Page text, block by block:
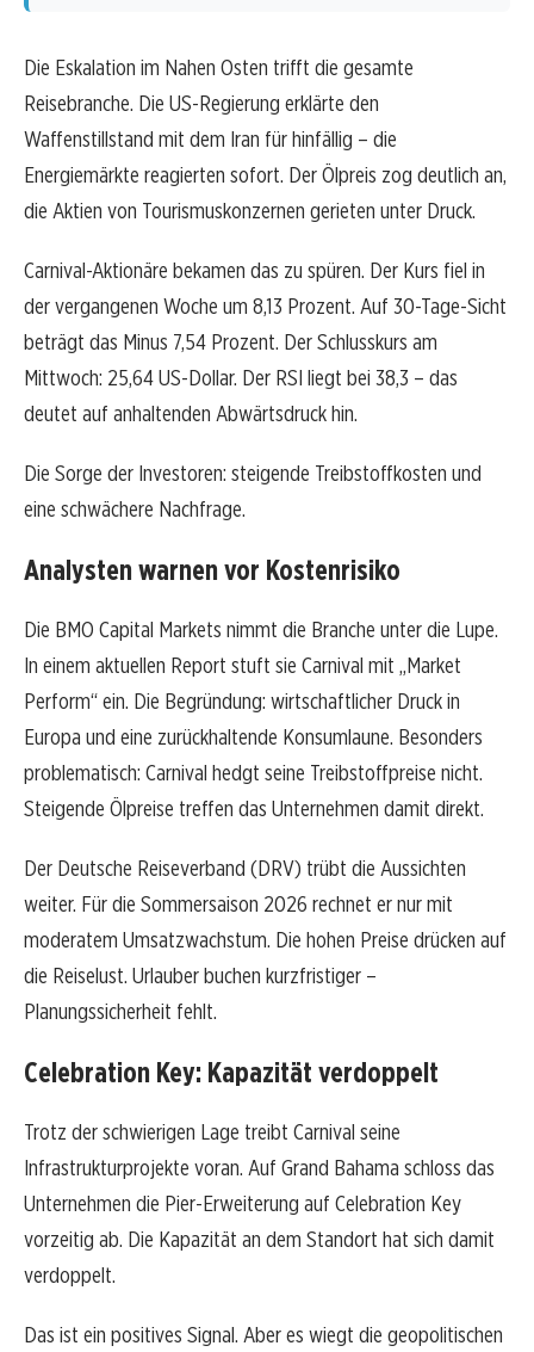
Die Eskalation im Nahen Osten trifft die gesamte
Reisebranche. Die US-Regierung erklärte den
Waffenstillstand mit dem Iran für hinfällig – die
Energiemärkte reagierten sofort. Der Ölpreis zog deutlich an,
die Aktien von Tourismuskonzernen gerieten unter Druck.
Carnival-Aktionäre bekamen das zu spüren. Der Kurs fiel in
der vergangenen Woche um 8,13 Prozent. Auf 30-Tage-Sicht
beträgt das Minus 7,54 Prozent. Der Schlusskurs am
Mittwoch: 25,64 US-Dollar. Der RSI liegt bei 38,3 – das
deutet auf anhaltenden Abwärtsdruck hin.
Die Sorge der Investoren: steigende Treibstoffkosten und
eine schwächere Nachfrage.
Analysten warnen vor Kostenrisiko
Die BMO Capital Markets nimmt die Branche unter die Lupe.
In einem aktuellen Report stuft sie Carnival mit „Market
Perform“ ein. Die Begründung: wirtschaftlicher Druck in
Europa und eine zurückhaltende Konsumlaune. Besonders
problematisch: Carnival hedgt seine Treibstoffpreise nicht.
Steigende Ölpreise treffen das Unternehmen damit direkt.
Der Deutsche Reiseverband (DRV) trübt die Aussichten
weiter. Für die Sommersaison 2026 rechnet er nur mit
moderatem Umsatzwachstum. Die hohen Preise drücken auf
die Reiselust. Urlauber buchen kurzfristiger –
Planungssicherheit fehlt.
Celebration Key: Kapazität verdoppelt
Trotz der schwierigen Lage treibt Carnival seine
Infrastrukturprojekte voran. Auf Grand Bahama schloss das
Unternehmen die Pier-Erweiterung auf Celebration Key
vorzeitig ab. Die Kapazität an dem Standort hat sich damit
verdoppelt.
Das ist ein positives Signal. Aber es wiegt die geopolitischen